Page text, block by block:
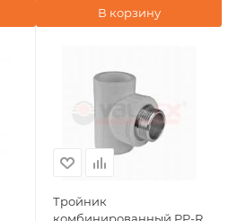
В корзину
Тройник